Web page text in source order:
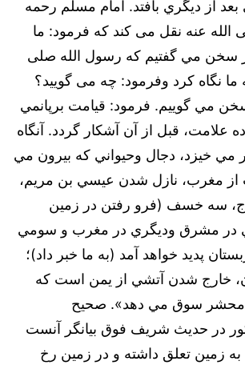
از ديگري بافتد. امام مسلم رحمه
الله عنه نقل می کند که فرمود: ما
سخن مي گفتيم كه رسول الله صلى
ما نگاه كرد وفرمود: چه می گوييد؟
مي گوييم. فرمود: قيامت برپانمي
علامت، قبل از آن آشكار گردد. آنگاه
مي خيزد، دجال وحيواني كه بيرون مي
از مغرب، نازل شدن عيسي بن مريم،
سه خسف (فرو رفتن در زمين
در مشرق وديگري در مغرب و سومي
پديد خواهد آمد (به ما خبر داد)؛
خارج شدن آتشي از يمن است كه
محشر سوق مي دهد». صحیح
در حدیث شریف فوق بیانگر آنست
زمین تعلق داشته و در زمین رخ